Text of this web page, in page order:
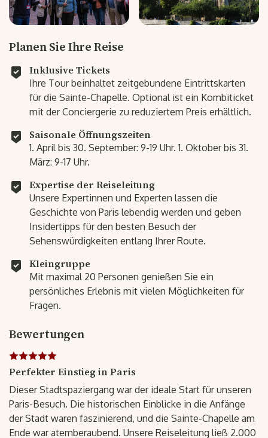
Planen Sie Ihre Reise
Inklusive Tickets
Ihre Tour beinhaltet zeitgebundene Eintrittskarten
für die Sainte-Chapelle. Optional ist ein Kombiticket
mit der Conciergerie zu reduziertem Preis erhältlich.
Saisonale Öffnungszeiten
1. April bis 30. September: 9-19 Uhr. 1. Oktober bis 31.
März: 9-17 Uhr.
Expertise der Reiseleitung
Unsere Expertinnen und Experten lassen die
Geschichte von Paris lebendig werden und geben
Insidertipps für den besten Besuch der
Sehenswürdigkeiten entlang Ihrer Route.
Kleingruppe
Mit maximal 20 Personen genießen Sie ein
persönliches Erlebnis mit vielen Möglichkeiten für
Fragen.
Bewertungen
Perfekter Einstieg in Paris
Dieser Stadtspaziergang war der ideale Start für unseren
Paris-Besuch. Die historischen Einblicke in die Anfänge
der Stadt waren faszinierend, und die Sainte-Chapelle am
Ende war atemberaubend. Unsere Reiseleitung ließ 2.000